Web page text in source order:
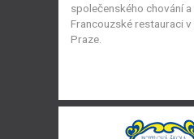
společenského chování
Francouzské restauraci
Praze.